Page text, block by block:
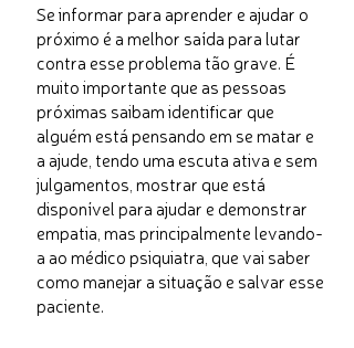
Se informar para aprender e ajudar o
próximo é a melhor saída para lutar
contra esse problema tão grave. É
muito importante que as pessoas
próximas saibam identificar que
alguém está pensando em se matar e
a ajude, tendo uma escuta ativa e sem
julgamentos, mostrar que está
disponível para ajudar e demonstrar
empatia, mas principalmente levando-
a ao médico psiquiatra, que vai saber
como manejar a situação e salvar esse
paciente.